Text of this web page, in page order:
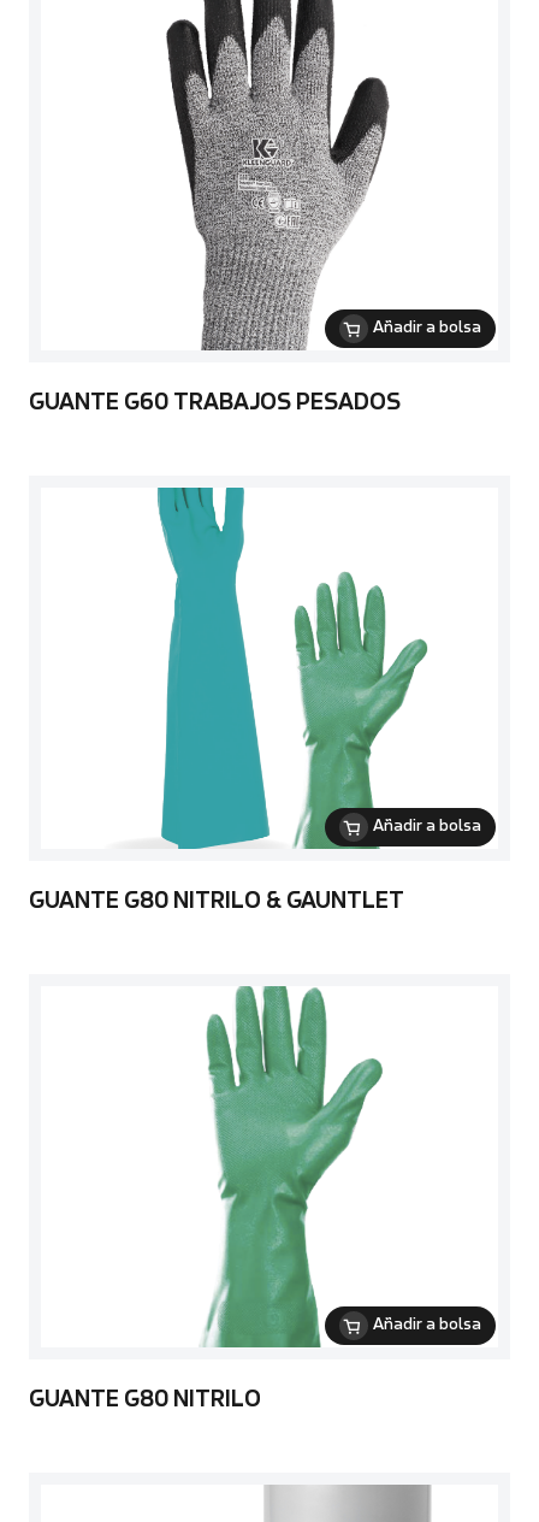
Añadir a bolsa
GUANTE G60 TRABAJOS PESADOS
Añadir a bolsa
GUANTE G80 NITRILO & GAUNTLET
Añadir a bolsa
GUANTE G80 NITRILO